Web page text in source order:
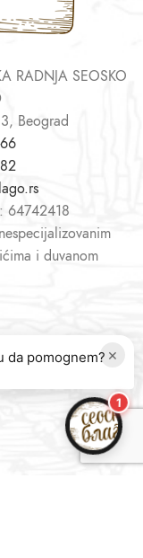
RADNJA SEOSKO
Beograd
64742418
i duvanom
×
da pomognem?
1